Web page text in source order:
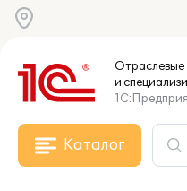
Отраслевые
и
Каталог